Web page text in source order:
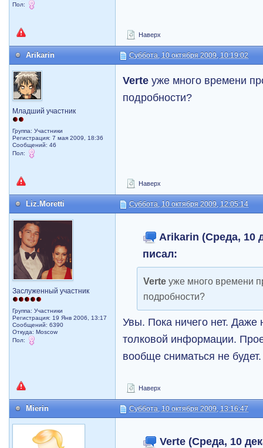
Пол:
Наверх
Arikarin Суббота, 10 октября 2009, 10:19:02
Младший участник
Группа: Участники
Регистрация: 7 мая 2009, 18:36
Сообщений: 46
Пол:
Verte уже много времени
подробности?
Наверх
Liz.Moretti Суббота, 10 октября 2009, 12:05:14
Заслуженный участник
Группа: Участники
Регистрация: 19 Янв 2006, 13:17
Сообщений: 6390
Откуда: Moscow
Пол:
Arikarin (Среда, 10
писал:
Verte уже много времени
подробности?
Увы. Пока ничего нет. Даже
толковой информации.
вообще сниматься не будет.
Наверх
Mierin Суббота, 10 октября 2009, 13:16:47
Verte (Среда, 10